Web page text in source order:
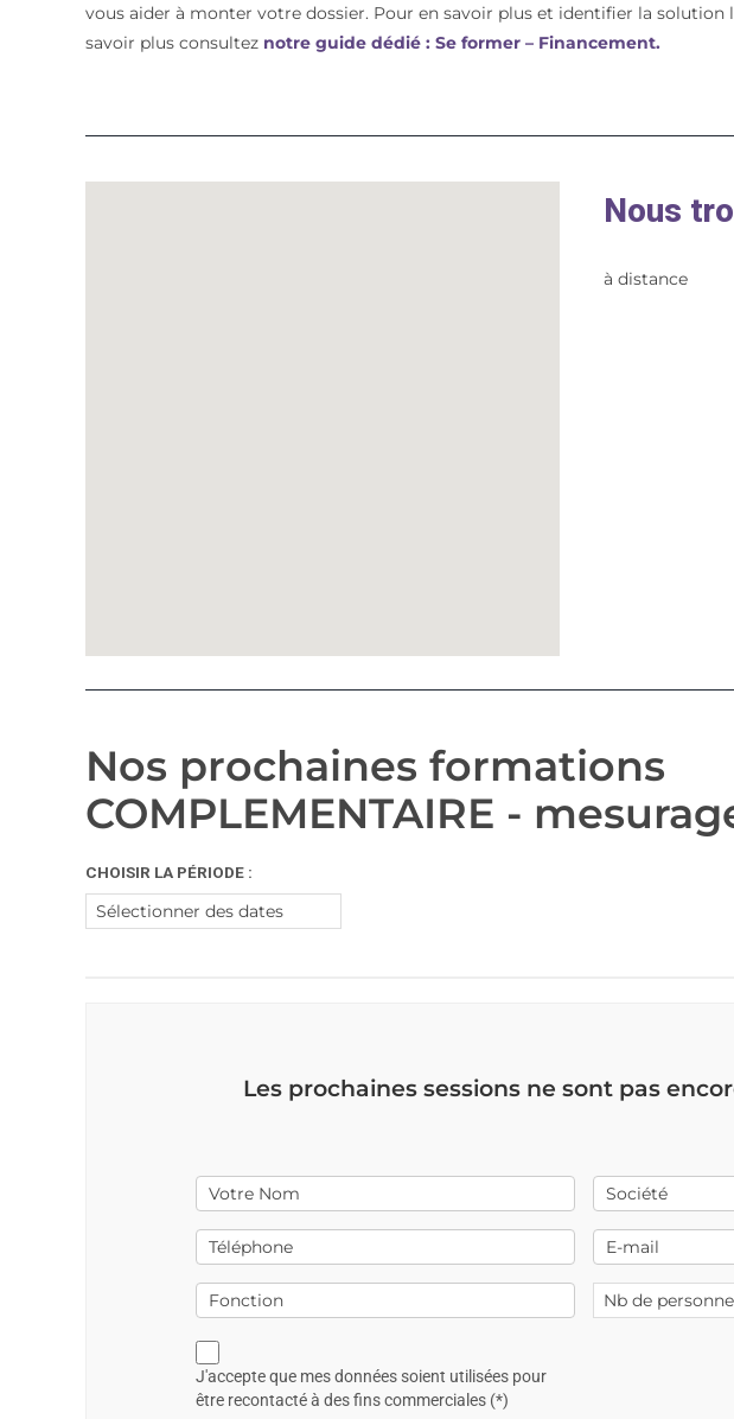
vous aider à monter votre dossier. Pour en savoir plus et identifier la solution
savoir plus consulteznotre guide dédié : Se former – Financement.
Nous
à distance
Nos prochaines formations
COMPLEMENTAIRE -
CHOISIR LA PÉRIODE :
Les prochaines sessions ne sont pas
J'accepte que mes données soient utilisées pour
être recontacté à des fins commerciales (*)